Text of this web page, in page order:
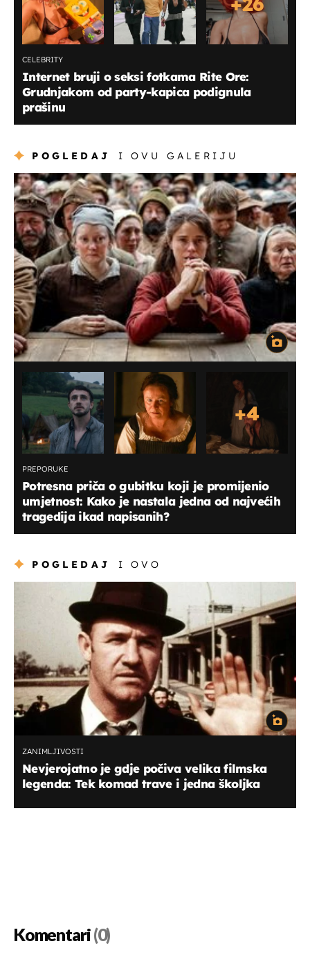
CELEBRITY
Internet bruji o seksi fotkama Rite Ore:
Grudnjakom od party-kapica podignula
prašinu
POGLEDAJ I OVU GALERIJU
+4
PREPORUKE
Potresna priča o gubitku koji je promijenio
umjetnost: Kako je nastala jedna od najvećih
tragedija ikad napisanih?
POGLEDAJ I OVO
ZANIMLJIVOSTI
Nevjerojatno je gdje počiva velika filmska
legenda: Tek komad trave i jedna školjka
Komentari(0)